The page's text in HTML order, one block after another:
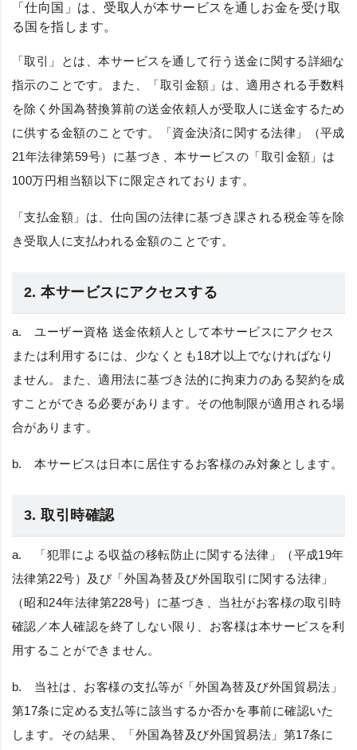
「仕向国」 は、受取人が本サービスを通しお金を受け取
る国を指します。
「取引」
とは、本サービスを通して行う送金に関する詳細な
指示のことです。また、
「取引金額」 は、適用される手数料
を除く外国為替換算前の送金依頼人が受取人に送金するため
に供する金額のことです。「資金決済に関する法律」（平成
21年法律第59号）に基づき、本サービスの 「取引金額」 は
100万円相当額以下に限定されております。
「支払金額」 は、仕向国の法律に基づき課される税金等を除
き受取人に支払われる金額のことです。
2. 本サービスにアクセスする
a.ユーザー資格 送金依頼人として本サービスにアクセス
または利用するには、少なくとも18才以上でなければなり
ません。また、適用法に基づき法的に拘束力のある契約を成
すことができる必要があります。その他制限が適用される場
合があります。
b.本サービスは日本に居住するお客様のみ対象とします。
3. 取引時確認
a. 「犯罪による収益の移転防止に関する法律」（平成19年
法律第22号）及び「外国為替及び外国取引に関する法律」
（昭和24年法律第228号）に基づき、当社がお客様の取引時
確認／本人確認を終了しない限り、お客様は本サービスを利
用することができません。
b. 当社は、お客様の支払等が「外国為替及び外国貿易法」
第17条に定める支払等に該当するか否かを事前に確認いた
します。その結果、「外国為替及び外国貿易法」第17条に